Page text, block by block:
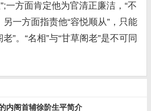
一方面肯定他为官清正廉洁，“不
另一方面指责他“容悦顺从”，只能
”。“名相”与“甘草阁老”是不可同
内阁首辅徐阶生平简介